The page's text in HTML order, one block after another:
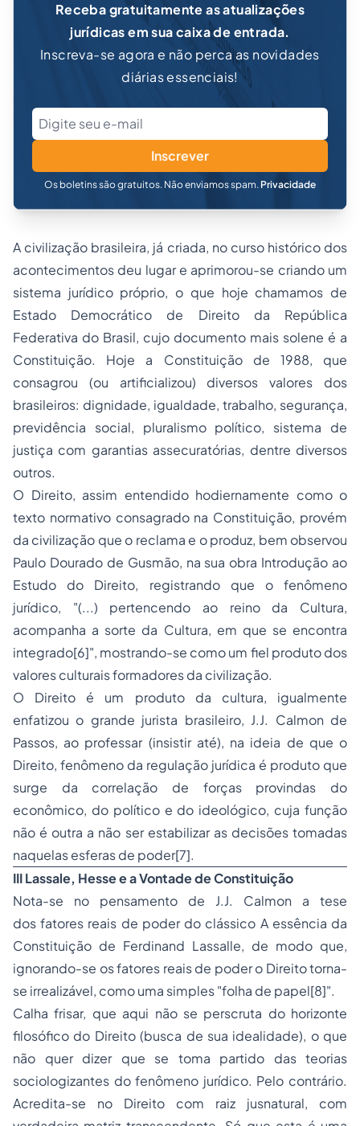
Receba gratuitamente as atualizações
jurídicas em sua caixa de entrada.
Inscreva-se agora e não perca as novidades
diárias essenciais!
Inscrever
Os boletins são gratuitos. Não enviamos spam. Privacidade
A civilização brasileira, já criada, no curso histórico dos
acontecimentos deu lugar e aprimorou-se criando um
sistema jurídico próprio, o que hoje chamamos de
Estado Democrático de Direito da República
Federativa do Brasil, cujo documento mais solene é a
Constituição. Hoje a Constituição de 1988, que
consagrou (ou artificializou) diversos valores dos
brasileiros: dignidade, igualdade, trabalho, segurança,
previdência social, pluralismo político, sistema de
justiça com garantias assecuratórias, dentre diversos
outros.
O Direito, assim entendido hodiernamente como o
texto normativo consagrado na Constituição, provém
da civilização que o reclama e o produz, bem observou
Paulo Dourado de Gusmão, na sua obra Introdução ao
Estudo do Direito, registrando que o fenômeno
jurídico, "(...) pertencendo ao reino da Cultura,
acompanha a sorte da Cultura, em que se encontra
integrado[6]", mostrando-se como um fiel produto dos
valores culturais formadores da civilização.
O Direito é um produto da cultura, igualmente
enfatizou o grande jurista brasileiro, J.J. Calmon de
Passos, ao professar (insistir até), na ideia de que o
Direito, fenômeno da regulação jurídica é produto que
surge da correlação de forças provindas do
econômico, do político e do ideológico, cuja função
não é outra a não ser estabilizar as decisões tomadas
naquelas esferas de poder[7].
III Lassale, Hesse e a Vontade de Constituição
Nota-se no pensamento de J.J. Calmon a tese
dos fatores reais de poder do clássico A essência da
Constituição de Ferdinand Lassalle, de modo que,
ignorando-se os fatores reais de poder o Direito torna-
se irrealizável, como uma simples "folha de papel[8]".
Calha frisar, que aqui não se perscruta do horizonte
filosófico do Direito (busca de sua idealidade), o que
não quer dizer que se toma partido das teorias
sociologizantes do fenômeno jurídico. Pelo contrário.
Acredita-se no Direito com raiz jusnatural, com